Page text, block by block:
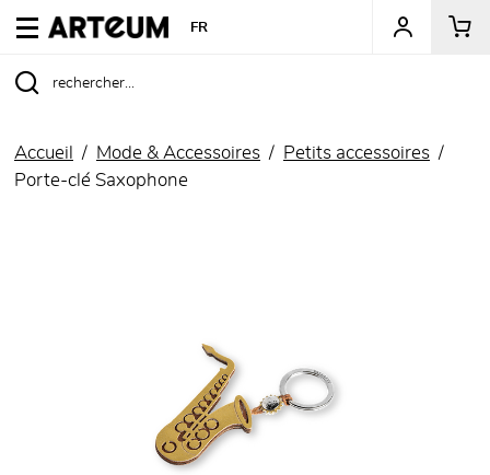
ARTEUM, la référence des boutiques de musées
FR
Accueil Mode & Accessoires
Petits accessoires
Porte-clé Saxophone